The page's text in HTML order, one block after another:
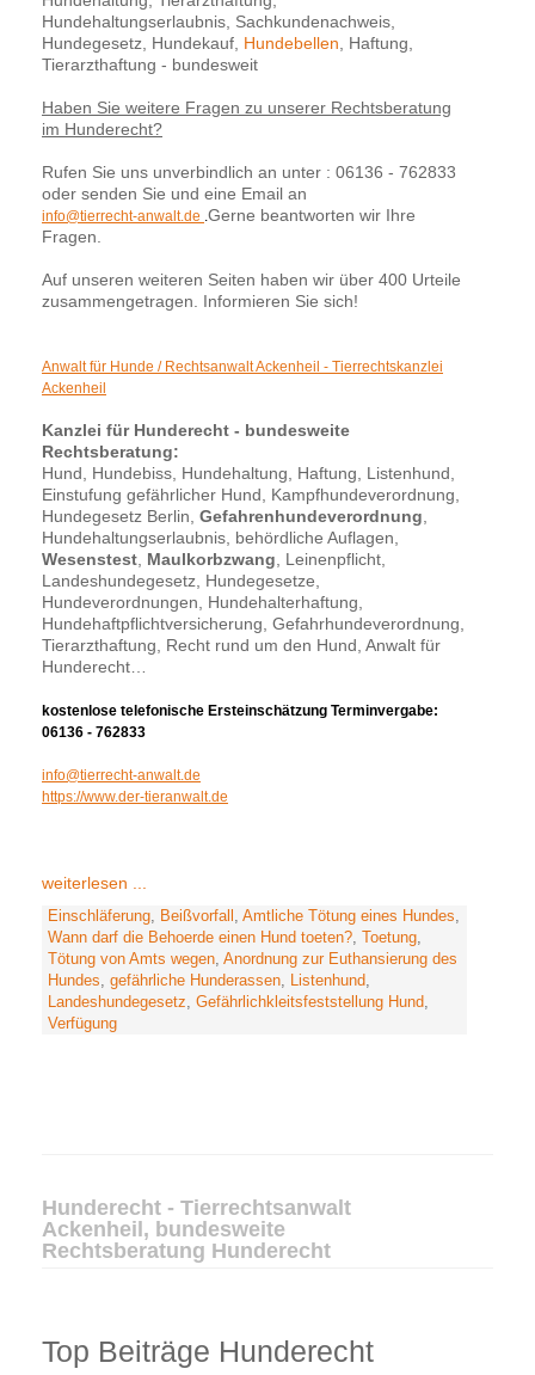
Hundehaltungserlaubnis, Sachkundenachweis,
Hundegesetz, Hundekauf, Hundebellen , Haftung,
Tierarzthaftung - bundesweit
Haben Sie weitere Fragen zu unserer Rechtsberatung
im Hunderecht?
Rufen Sie uns unverbindlich an unter : 06136 - 762833
oder senden Sie und eine Email an
info@tierrecht-anwalt.de .Gerne beantworten wir Ihre
Fragen.
Auf unseren weiteren Seiten haben wir über 400 Urteile
zusammengetragen. Informieren Sie sich!
Anwalt für Hunde / Rechtsanwalt Ackenheil - Tierrechtskanzlei
Ackenheil
Kanzlei für Hunderecht - bundesweite
Rechtsberatung:
Hund, Hundebiss, Hundehaltung, Haftung, Listenhund,
Einstufung gefährlicher Hund, Kampfhundeverordnung,
Hundegesetz Berlin, Gefahrenhundeverordnung
Hundehaltungserlaubnis, behördliche Auflagen,
Wesenstest Maulkorbzwang , Leinenpflicht,
Landeshundegesetz, Hundegesetze,
Hundeverordnungen, Hundehalterhaftung,
Hundehaftpflichtversicherung, Gefahrhundeverordnung,
Tierarzthaftung, Recht rund um den Hund, Anwalt für
Hunderecht…
kostenlose telefonische Ersteinschätzung Terminvergabe:
06136 - 762833
info@tierrecht-anwalt.de
https://www.der-tieranwalt.de
weiterlesen ...
Einschläferung, Beißvorfall , Amtliche Tötung eines Hundes,
Wann darf die Behoerde einen Hund toeten?, Toetung,
Tötung von Amts wegen, Anordnung zur Euthansierung des
Hundes, gefährliche Hunderassen, Listenhund,
Landeshundegesetz, Gefährlichkleitsfeststellung Hund,
Verfügung
Hunderecht - Tierrechtsanwalt
Ackenheil, bundesweite
Rechtsberatung Hunderecht
Top Beiträge Hunderecht